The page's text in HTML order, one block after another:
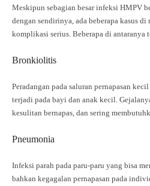
Meskipun sebagian besar infeksi HMPV
dengan sendirinya, ada beberapa kasus
komplikasi serius. Beberapa di antaranya
Bronkiolitis
Peradangan pada saluran pernapasan
terjadi pada bayi dan anak kecil.
kesulitan bernapas, dan sering
Pneumonia
Infeksi parah pada paru-paru yang bisa
bahkan kegagalan pernapasan pada